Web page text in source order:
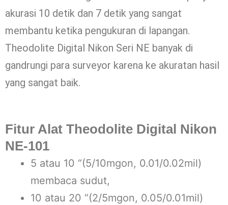
akurasi 10 detik dan 7 detik yang sangat
membantu ketika pengukuran di lapangan.
Theodolite Digital Nikon Seri NE banyak di
gandrungi para surveyor karena ke akuratan hasil
yang sangat baik.
Fitur Alat Theodolite Digital Nikon
NE-101
5 atau 10 “(5/10mgon, 0.01/0.02mil)
membaca sudut,
10 atau 20 “(2/5mgon, 0.05/0.01mil)